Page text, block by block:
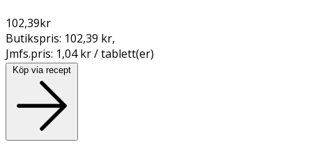
102,39kr
Butikspris: 102,39 kr,
Jmfs.pris: 1,04 kr / tablett(er)
Köp via recept